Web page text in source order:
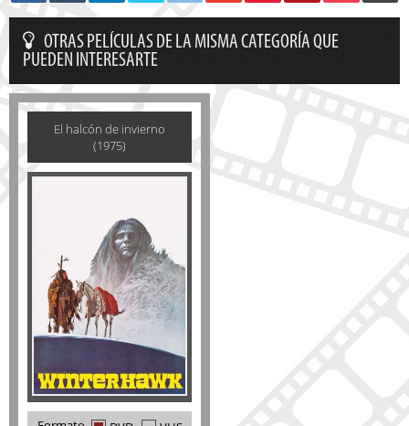
OTRAS PELÍCULAS DE LA MISMA CATEGORÍA QUE
PUEDEN INTERESARTE
El halcón de invierno
(1975)